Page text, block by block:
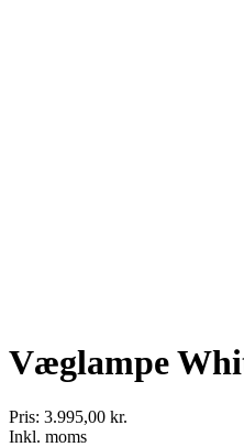
Væglampe
Pris: 3.995,00 kr.
Inkl. moms